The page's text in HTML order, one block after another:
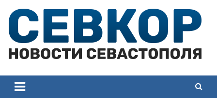
content
Севастополя
Севастополя